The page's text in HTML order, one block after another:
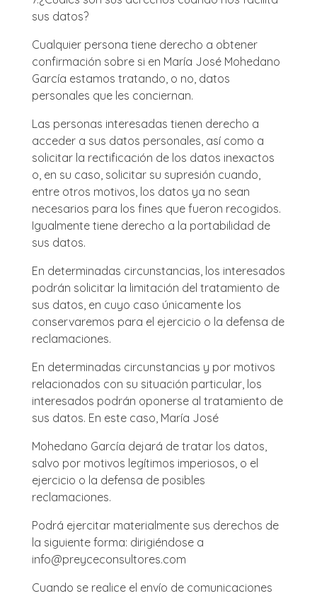
sus datos?
Cualquier persona tiene derecho a obtener
confirmación sobre si en María José Mohedano
García estamos tratando, o no, datos
personales que les conciernan.
Las personas interesadas tienen derecho a
acceder a sus datos personales, así como a
solicitar la rectificación de los datos inexactos
o, en su caso, solicitar su supresión cuando,
entre otros motivos, los datos ya no sean
necesarios para los fines que fueron recogidos.
Igualmente tiene derecho a la portabilidad de
sus datos.
En determinadas circunstancias, los interesados
podrán solicitar la limitación del tratamiento de
sus datos, en cuyo caso únicamente los
conservaremos para el ejercicio o la defensa de
reclamaciones.
En determinadas circunstancias y por motivos
relacionados con su situación particular, los
interesados podrán oponerse al tratamiento de
sus datos. En este caso, María José
Mohedano García dejará de tratar los datos,
salvo por motivos legítimos imperiosos, o el
ejercicio o la defensa de posibles
reclamaciones.
Podrá ejercitar materialmente sus derechos de
la siguiente forma: dirigiéndose a
info@preyceconsultores.com
Cuando se realice el envío de comunicaciones